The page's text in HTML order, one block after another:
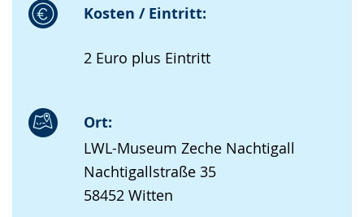
Kosten / Eintritt:
2 Euro plus Eintritt
Ort:
LWL-Museum Zeche Nachtigall
Nachtigallstraße 35
58452 Witten